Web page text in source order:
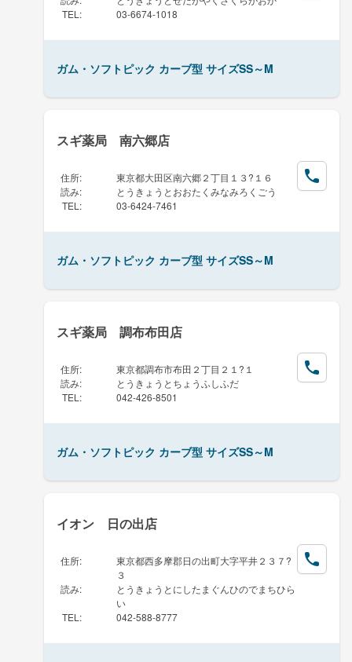
TEL : 03-6674-1018
ガム・ソフトピック カーブ型 サイズSS～M
スギ薬局 南六郷店
住所:
東京都大田区南六郷２丁目１３?１６
読み:
とうきょうとおおたくみなみろくごう
TEL : 03-6424-7461
ガム・ソフトピック カーブ型 サイズSS～M
スギ薬局 調布布田店
住所:
東京都調布市布田２丁目２１?１
読み:
とうきょうとちょうふしふだ
TEL : 042-426-8501
ガム・ソフトピック カーブ型 サイズSS～M
イオン 日の出店
住所:
東京都西多摩郡日の出町大字平井２３７?
３
読み:
とうきょうとにしたまぐんひのでまちひら
い
TEL : 042-588-8777